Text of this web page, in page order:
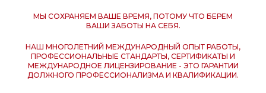
МЫ СОХРАНЯЕМ ВАШЕ ВРЕМЯ, ПОТОМУ ЧТО БЕРЕМ
ВАШИ ЗАБОТЫ НА СЕБЯ.
НАШ МНОГОЛЕТНИЙ МЕЖДУНАРОДНЫЙ ОПЫТ РАБОТЫ,
ПРОФЕССИОНАЛЬНЫЕ СТАНДАРТЫ, СЕРТИФИКАТЫ И
МЕЖДУНАРОДНОЕ ЛИЦЕНЗИРОВАНИЕ - ЭТО ГАРАНТИИ
ДОЛЖНОГО ПРОФЕССИОНАЛИЗМА И КВАЛИФИКАЦИИ.